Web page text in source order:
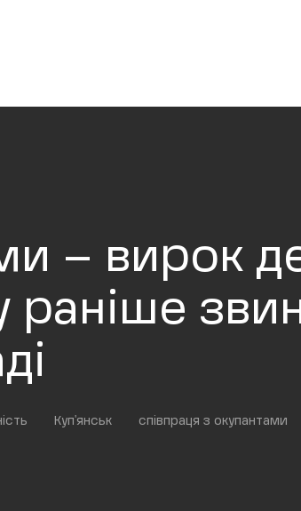
– вирок
раніше
Куп'янськ співпраця з окупантами